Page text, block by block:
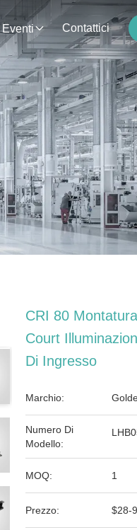
Eventi Contattici
CRI 80
Court
Di Ingresso
Marchio:
Numero Di
Modello:
MOQ: 1
Prezzo: $28-